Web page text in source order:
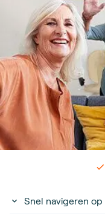
Snel navigeren